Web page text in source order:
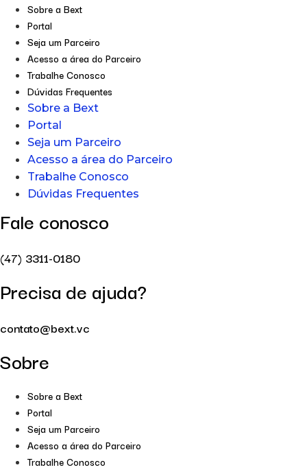
Sobre a Bext
Portal
Seja um Parceiro
Acesso a área do Parceiro
Trabalhe Conosco
Dúvidas Frequentes
Sobre a Bext
Portal
Seja um Parceiro
Acesso a área do Parceiro
Trabalhe Conosco
Dúvidas Frequentes
Fale conosco
(47) 3311-0180
Precisa de ajuda?
contato@bext.vc
Sobre
Sobre a Bext
Portal
Seja um Parceiro
Acesso a área do Parceiro
Trabalhe Conosco